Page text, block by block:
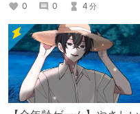
0
0 4 分